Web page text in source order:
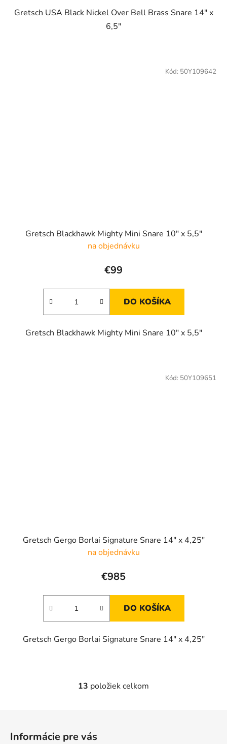
Gretsch USA Black Nickel Over Bell Brass Snare 14" x
6,5"
Gretsch Blackhawk Mighty Mini Snare 10" x 5,5"
na objednávku
€99
DO KOŠÍKA
Gretsch Blackhawk Mighty Mini Snare 10" x 5,5"
Kód: 50Y109642
Gretsch Gergo Borlai Signature Snare 14" x 4,25"
na objednávku
€985
DO KOŠÍKA
Gretsch Gergo Borlai Signature Snare 14" x 4,25"
Kód: 50Y109651
O
13 položiek celkom
Informácie pre vás